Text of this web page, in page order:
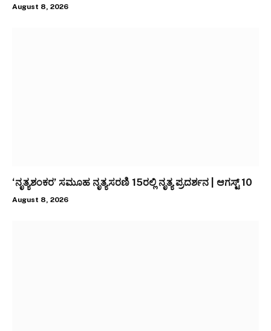
August 8, 2026
‘ನೃತ್ಯಶಂಕರ’ ಸಮೂಹ ನೃತ್ಯಸರಣಿ 15ರಲ್ಲಿ ನೃತ್ಯ ಪ್ರದರ್ಶನ | ಆಗಸ್ಟ್ 10
August 8, 2026